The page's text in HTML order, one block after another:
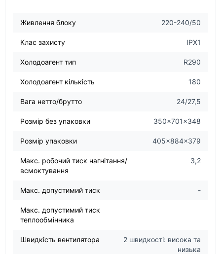
Живлення блоку 220-240/50
Клас захисту IPX1
Холодоагент тип R290
Холодоагент кількість 180
Вага нетто/брутто 24/27,5
Розмір без упаковки 350×701×348
Розмір упаковки 405×884×379
Макс. робочий тиск нагнітання/
всмоктування
3,2
Макс. допустимий тиск -
Макс. допустимий тиск
теплообмінника
Швидкість вентилятора
2 швидкості: висока та
низька